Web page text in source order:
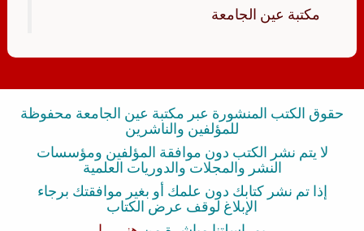
‏مكتبة عين الجامعة‏
حقوق الكتب المنشورة عبر مكتبة عين الجامعة محفوظة
للمؤلفين والناشرين
لا يتم نشر الكتب دون موافقة المؤلفين ومؤسسات
النشر والمجلات والدوريات العلمية
إذا تم نشر كتابك دون علمك أو بغير موافقتك برجاء
الإبلاغ لوقف عرض الكتاب